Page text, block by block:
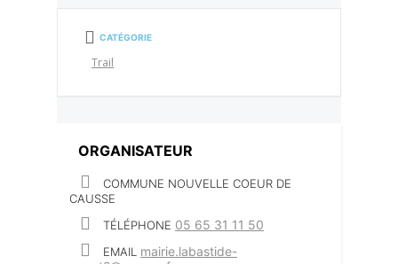
CATÉGORIE
Trail
ORGANISATEUR
COMMUNE NOUVELLE COEUR DE
CAUSSE
TÉLÉPHONE 05 65 31 11 50
EMAIL mairie.labastide-